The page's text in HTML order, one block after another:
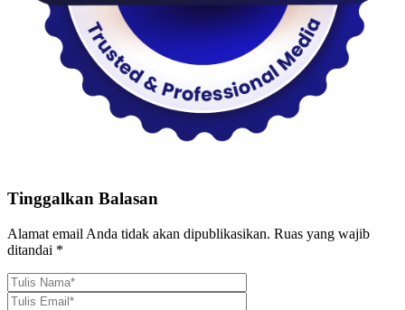
Tinggalkan Balasan
Alamat email Anda tidak akan dipublikasikan. Ruas yang wajib
ditandai *